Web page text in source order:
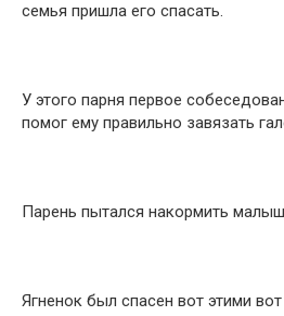
семья пришла его спасать.
У этого парня первое
помог ему правильно завязать
Парень пытался накормить
Ягненок был спасен вот этими